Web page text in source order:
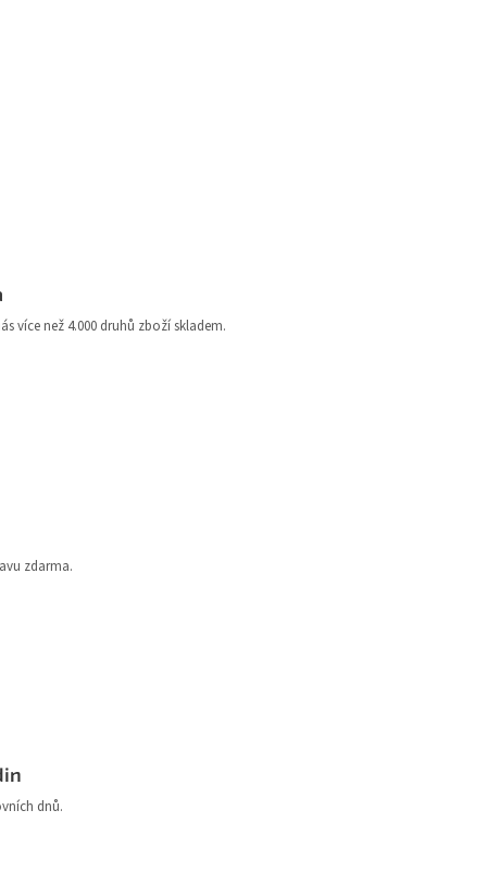
více než 4.000 druhů zboží skladem.
zdarma.
dnů.